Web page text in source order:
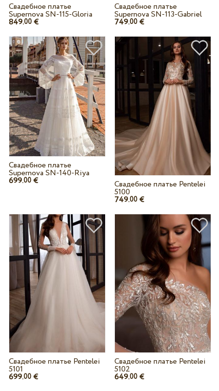
Свадебное платье
Supernova SN-115-Gloria
849.00€
Свадебное платье
Supernova SN-113-Gabriel
749.00 €
Свадебное платье
Supernova SN-140-Riya
699.00€ Свадебное платье Pentelei
5100
749.00 €
Свадебное платье Pentelei
5101
699.00€
Свадебное платье Pentelei
5102
649.00 €